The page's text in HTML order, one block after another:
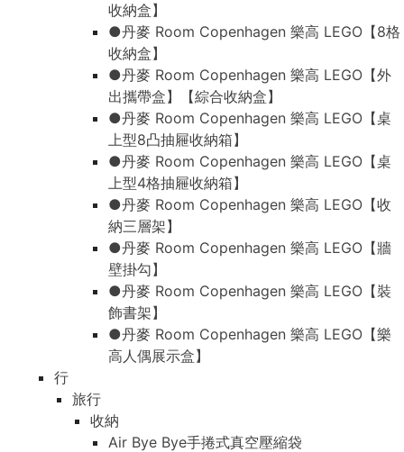
收納盒】
●丹麥 Room Copenhagen 樂高 LEGO【8格
收納盒】
●丹麥 Room Copenhagen 樂高 LEGO【外
出攜帶盒】【綜合收納盒】
●丹麥 Room Copenhagen 樂高 LEGO【桌
上型8凸抽屜收納箱】
●丹麥 Room Copenhagen 樂高 LEGO【桌
上型4格抽屜收納箱】
●丹麥 Room Copenhagen 樂高 LEGO【收
納三層架】
●丹麥 Room Copenhagen 樂高 LEGO【牆
壁掛勾】
●丹麥 Room Copenhagen 樂高 LEGO【裝
飾書架】
●丹麥 Room Copenhagen 樂高 LEGO【樂
高人偶展示盒】
行
旅行
收納
Air Bye Bye手捲式真空壓縮袋